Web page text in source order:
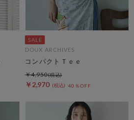
DOUX ARCHIVES
コンパクトＴｅｅ
￥2,970 40％OFF
￥4,950